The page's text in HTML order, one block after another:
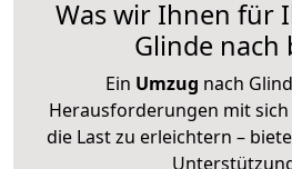
Was wir Ihnen für
Glinde nach
Ein Umzug nach
Herausforderungen mit
die Last zu erleichtern –